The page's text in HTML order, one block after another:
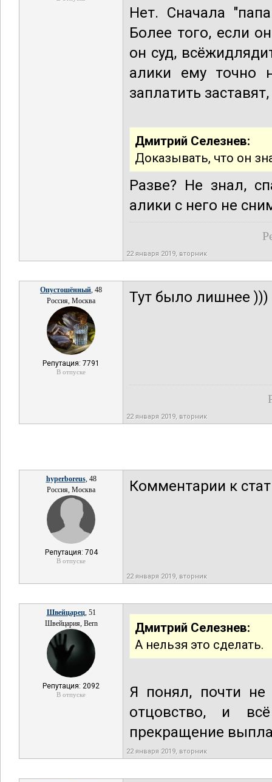
Нет. Сначала
Более того, если
он суд,
алики ему точно
заплатить
Дмитрий Селезнев:
Доказывать, что он
Разве? Не знал,
алики с него не
22 января 2019, вторник
Опустошённый, 48
Россия, Москва
Репутация: 7791
В отпуске
Тут было лишнее )))
22 января 2019, вторник
hyperboreus, 48
Россия, Москва
Репутация: 704
В отпуске
Комментарии к
22 января 2019, вторник
Швейцарец, 51
Швейцария, Bern
Репутация: 2092
В отпуске
Дмитрий Селезнев:
А нельзя это сделать.
Я понял, почти не
отцовство, и
прекращение
22 января 2019, вторник